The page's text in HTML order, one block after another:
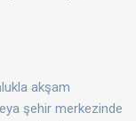
akşam
şehir merkezinde